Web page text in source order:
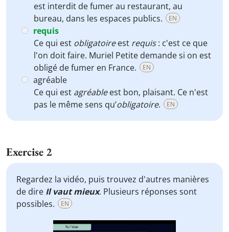
est interdit de fumer au restaurant, au
bureau, dans les espaces publics.
EN
requis
Ce qui est obligatoireest requis: c'est ce que
l'on doit faire. Muriel Petite demande si on est
obligé de fumer en France.
EN
agréable
Ce qui est agréableest bon, plaisant. Ce n'est
pas le même sens qu’obligatoire. EN
Exercise 2
Regardez la vidéo, puis trouvez d'autres manières
de dire Il vaut mieux. Plusieurs réponses sont
possibles.
EN
Video